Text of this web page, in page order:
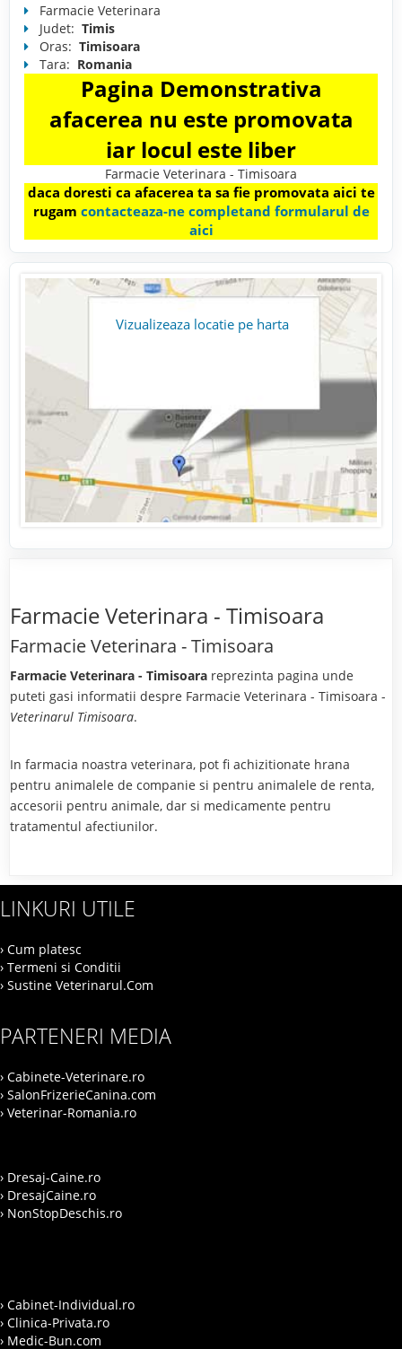
Farmacie Veterinara
Judet: Timis
Oras: Timisoara
Tara: Romania
Pagina Demonstrativa
afacerea nu este promovata
iar locul este liber
Farmacie Veterinara - Timisoara
daca doresti ca afacerea ta sa fie promovata aici te
rugam contacteaza-ne completand formularul de
aici
Vizualizeaza locatie pe harta
Farmacie Veterinara - Timisoara
Farmacie Veterinara - Timisoara
Farmacie Veterinara - Timisoara reprezinta pagina unde
puteti gasi informatii despre Farmacie Veterinara - Timisoara -
Veterinarul Timisoara.
In farmacia noastra veterinara, pot fi achizitionate hrana
pentru animalele de companie si pentru animalele de renta,
accesorii pentru animale, dar si medicamente pentru
tratamentul afectiunilor.
LINKURI UTILE
› Cum platesc
› Termeni si Conditii
› Sustine Veterinarul.Com
PARTENERI MEDIA
› Cabinete-Veterinare.ro
› SalonFrizerieCanina.com
› Veterinar-Romania.ro
› Dresaj-Caine.ro
› DresajCaine.ro
› NonStopDeschis.ro
› Cabinet-Individual.ro
› Clinica-Privata.ro
› Medic-Bun.com